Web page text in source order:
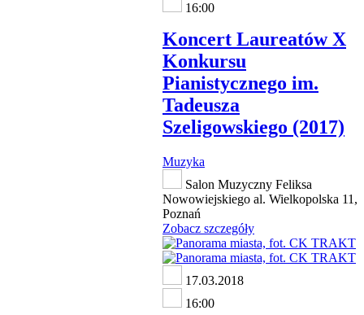
16:00
Koncert Laureatów X
Konkursu
Pianistycznego im.
Tadeusza
Szeligowskiego (2017)
Muzyka
Salon Muzyczny Feliksa
Nowowiejskiego al. Wielkopolska 11,
Poznań
Zobacz szczegóły
17.03.2018
16:00